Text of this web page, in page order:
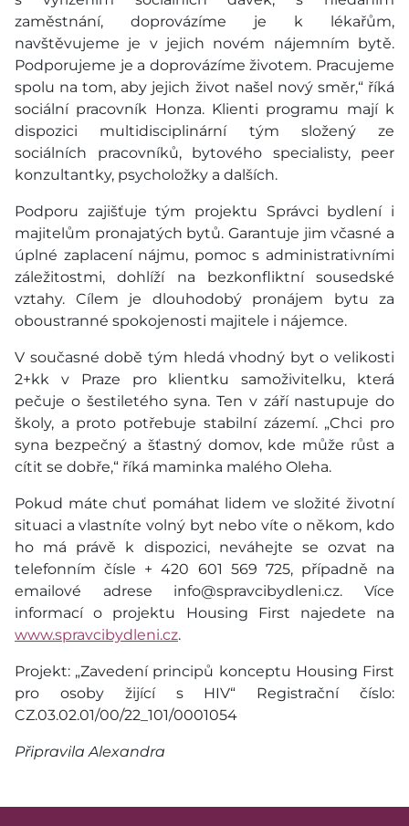
zaměstnání, doprovázíme je k lékařům,
navštěvujeme je v jejich novém nájemním bytě.
Podporujeme je a doprovázíme životem. Pracujeme
spolu na tom, aby jejich život našel nový směr,“ říká
sociální pracovník Honza. Klienti programu mají k
dispozici multidisciplinární tým složený ze
sociálních pracovníků, bytového specialisty, peer
konzultantky, psycholožky a dalších.
Podporu zajišťuje tým projektu Správci bydlení i
majitelům pronajatých bytů. Garantuje jim včasné a
úplné zaplacení nájmu, pomoc s administrativními
záležitostmi, dohlíží na bezkonfliktní sousedské
vztahy. Cílem je dlouhodobý pronájem bytu za
oboustranné spokojenosti majitele i nájemce.
V současné době tým hledá vhodný byt o velikosti
2+kk v Praze pro klientku samoživitelku, která
pečuje o šestiletého syna. Ten v září nastupuje do
školy, a proto potřebuje stabilní zázemí. „Chci pro
syna bezpečný a šťastný domov, kde může růst a
cítit se dobře,“ říká maminka malého Oleha.
Pokud máte chuť pomáhat lidem ve složité životní
situaci a vlastníte volný byt nebo víte o někom, kdo
ho má právě k dispozici, neváhejte se ozvat na
telefonním čísle + 420 601 569 725, případně na
emailové adrese info@spravcibydleni.cz. Více
informací o projektu Housing First najedete na
www.spravcibydleni.cz.
Projekt: „Zavedení principů konceptu Housing First
pro osoby žijící s HIV“ Registrační číslo:
CZ.03.02.01/00/22_101/0001054
Připravila Alexandra